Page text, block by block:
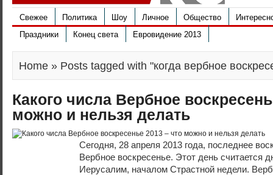
Свежее Политика Шоу Личное Общество
Праздники
Конец света Евровидение 2013
Home » Posts tagged with "когда вербное
Какого числа Вербное
можно и нельзя делать
Сегодня, 28 апреля 2013 года, последнее
Вербное воскресенье. Этот день считается
Иерусалим, началом Страстной недели.